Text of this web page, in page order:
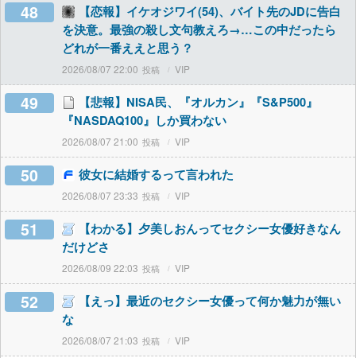
48
【恋報】イケオジワイ(54)、バイト先のJDに告白
を決意。最強の殺し文句教えろ→…この中だったら
どれが一番ええと思う？
2026/08/07 22:00 VIP
49
【悲報】NISA民、『オルカン』『S&P500』
『NASDAQ100』しか買わない
2026/08/07 21:00 VIP
50 彼女に結婚するって言われた
2026/08/07 23:33 VIP
51
【わかる】夕美しおんってセクシー女優好きなん
だけどさ
2026/08/09 22:03 VIP
52
【えっ】最近のセクシー女優って何か魅力が無い
な
2026/08/07 21:03 VIP